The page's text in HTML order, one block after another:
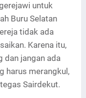
untuk
Buru Selatan
tidak ada
Karena itu,
dan jangan ada
harus merangkul,
Sairdekut.